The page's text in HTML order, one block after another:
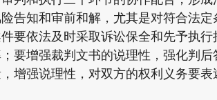
告知和审前和解，尤其是对符合法定
要依法及时采取诉讼保全和先予执
要增强裁判文书的说理性，强化判后
增强说理性，对双方的权利义务要